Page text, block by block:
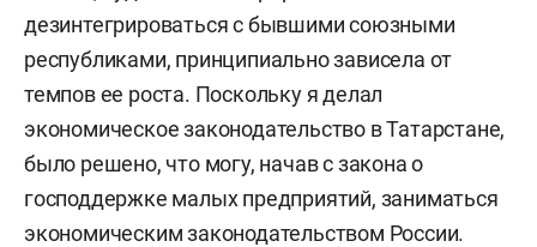
дезинтегрироваться с бывшими союзными
республиками, принципиально зависела от
темпов ее роста. Поскольку я делал
экономическое законодательство в Татарстане,
было решено, что могу, начав с закона о
господдержке малых предприятий, заниматься
экономическим законодательством России.